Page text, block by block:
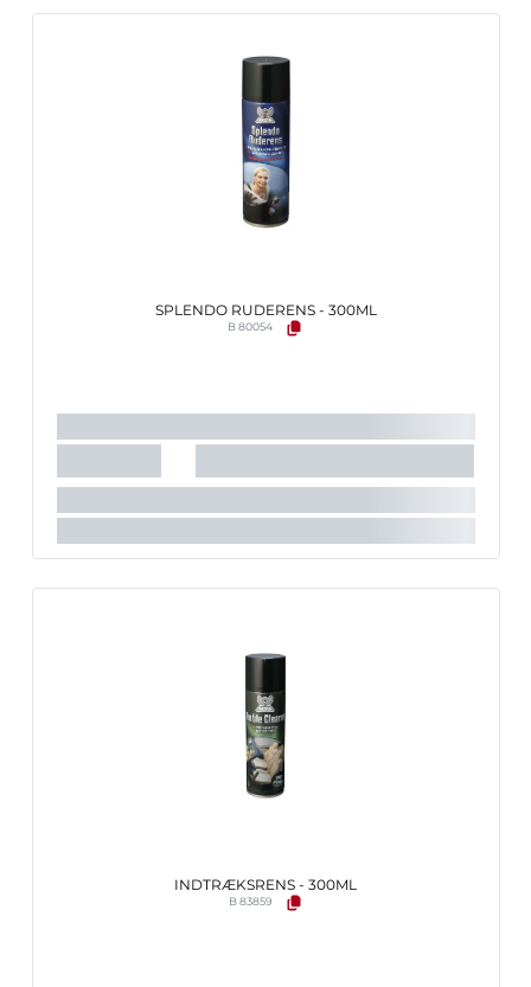
SPLENDO RUDERENS - 300ML
B 80054
INDTRÆKSRENS - 300ML
B 83859